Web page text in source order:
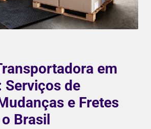
em
de
e Fretes
Brasil